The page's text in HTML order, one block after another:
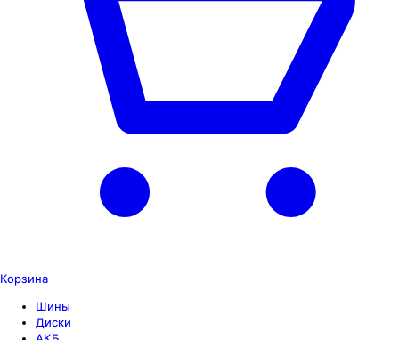
Корзина
Шины
Диски